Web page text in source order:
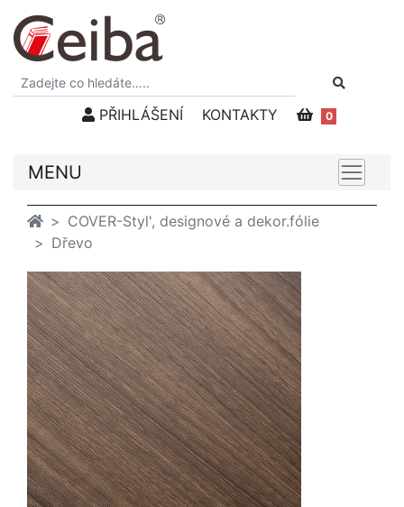
PŘIHLÁŠENÍ KONTAKTY 0
MENU
COVER-Styl', designové a dekor.fólie
Dřevo